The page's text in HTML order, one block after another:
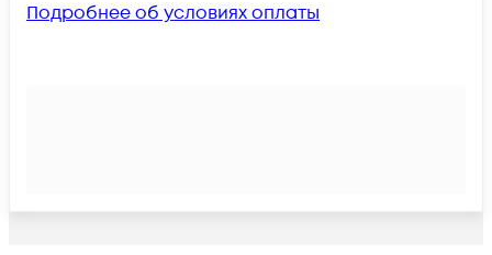
Подробнее об условиях оплаты